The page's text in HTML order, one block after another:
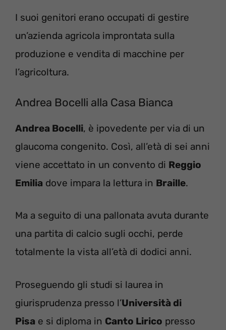
I suoi genitori erano occupati di gestire
un’azienda agricola improntata sulla
produzione e vendita di macchine per
l’agricoltura.
Andrea Bocelli alla Casa Bianca
Andrea Bocelli, è ipovedente per via di un
glaucoma congenito. Così, all’età di sei anni
viene accettato in un convento di Reggio
Emilia dove impara la lettura in Braille.
Ma a seguito di una pallonata avuta durante
una partita di calcio sugli occhi, perde
totalmente la vista all’età di dodici anni.
Proseguendo gli studi si laurea in
giurisprudenza presso l’Università di
Pisa e si diploma in Canto Lirico presso